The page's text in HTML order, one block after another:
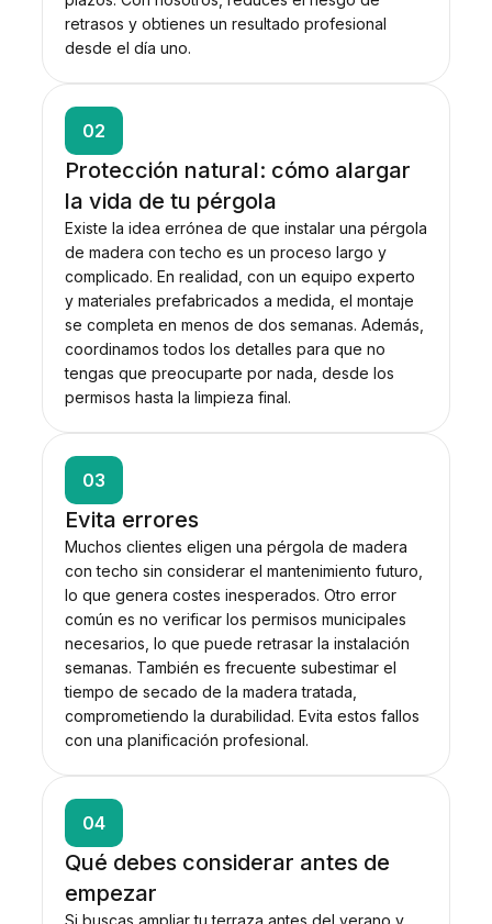
retrasos y obtienes un resultado profesional
desde el día uno.
02
Protección natural: cómo alargar
la vida de tu pérgola
Existe la idea errónea de que instalar una pérgola
de madera con techo es un proceso largo y
complicado. En realidad, con un equipo experto
y materiales prefabricados a medida, el montaje
se completa en menos de dos semanas. Además,
coordinamos todos los detalles para que no
tengas que preocuparte por nada, desde los
permisos hasta la limpieza final.
03
Evita errores
Muchos clientes eligen una pérgola de madera
con techo sin considerar el mantenimiento futuro,
lo que genera costes inesperados. Otro error
común es no verificar los permisos municipales
necesarios, lo que puede retrasar la instalación
semanas. También es frecuente subestimar el
tiempo de secado de la madera tratada,
comprometiendo la durabilidad. Evita estos fallos
con una planificación profesional.
04
Qué debes considerar antes de
empezar
Si buscas ampliar tu terraza antes del verano y